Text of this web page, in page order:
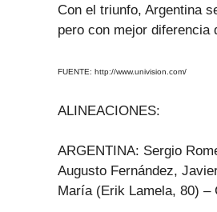
Con el triunfo, Argentina
pero con mejor diferencia
FUENTE: http://www.univision.com/
ALINEACIONES:
ARGENTINA: Sergio
Augusto Fernández,
María (Erik Lamela, 80) –